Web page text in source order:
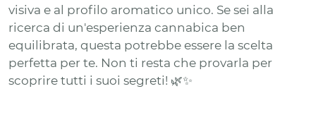
visiva e al profilo aromatico unico. Se sei alla
ricerca di un'esperienza cannabica ben
equilibrata, questa potrebbe essere la scelta
perfetta per te. Non ti resta che provarla per
scoprire tutti i suoi segreti! 🌿✨